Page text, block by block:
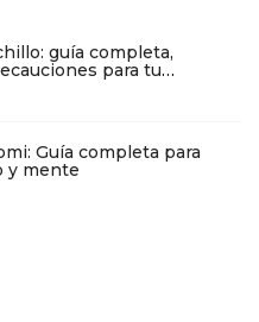
guía completa,
para tu
Guía completa para
y mente